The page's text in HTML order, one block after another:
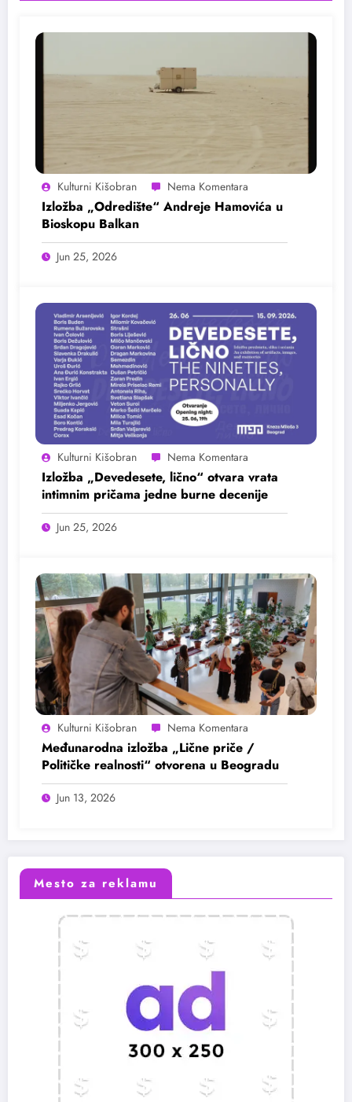
Kulturni Kišobran
Izložba „Odredište“ Andreje Hamovića u
Bioskopu Balkan
Jun 25, 2026
Kulturni Kišobran
Izložba „Devedesete, lično“ otvara vrata
intimnim pričama jedne burne decenije
Jun 25, 2026
Kulturni Kišobran
Međunarodna izložba „Lične priče /
Političke realnosti“ otvorena u Beogradu
Jun 13, 2026
Mesto za reklamu